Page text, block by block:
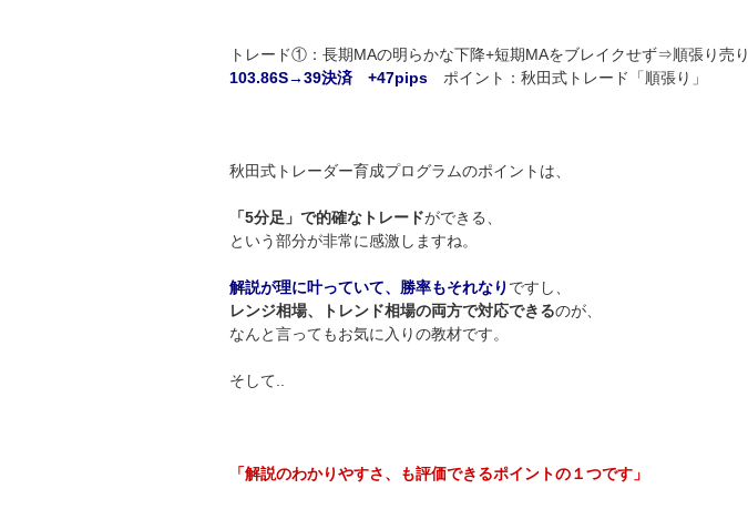
トレード①：長期MAの明らかな下降+短期MAをブレイクせず⇒順張り売り
103.86S→39決済 +47pips ポイント：秋田式トレード「順張り」
秋田式トレーダー育成プログラムのポイントは、
「5分足」で的確なトレードができる、
という部分が非常に感激しますね。
解説が理に叶っていて、勝率もそれなり ですし、
レンジ相場、トレンド相場の両方で対応できるのが、
なんと言ってもお気に入りの教材です。
そして..
「解説のわかりやすさ、も評価できるポイントの１つです」